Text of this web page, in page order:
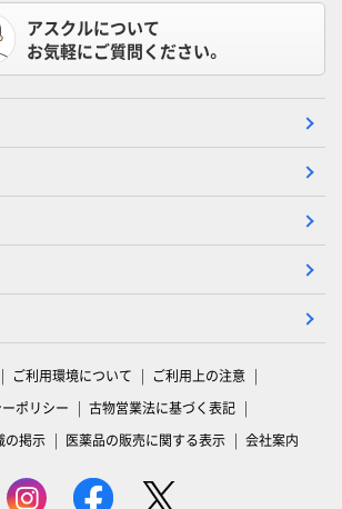
アスクルについて
お気軽にご質問ください。
ご利用環境について
ご利用上の注意
ポリシー
古物営業法に基づく表記
の掲示
医薬品の販売に関する表示 会社案内